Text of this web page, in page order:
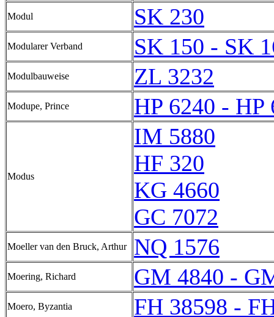
Modul SK 230
Modularer Verband SK 150 - SK
Modulbauweise ZL 3232
Modupe, Prince HP 6240 - HP
Modus
IM 5880
HF 320
KG 4660
GC 7072
Moeller van den Bruck, Arthur NQ 1576
Moering, Richard GM 4840 -
Moero, Byzantia FH 38598 -